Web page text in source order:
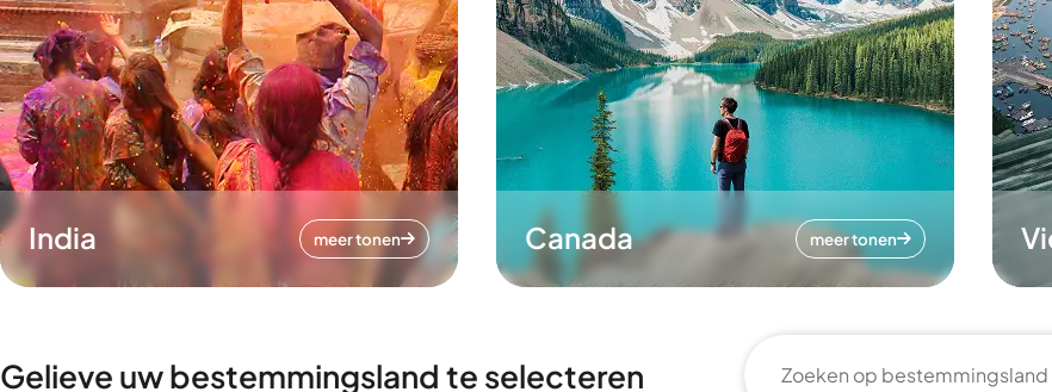
India meer tonen Canada meer tonen
Gelieve uw bestemmingsland te selecteren